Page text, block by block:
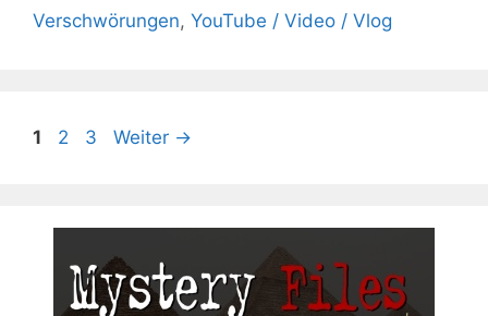
Verschwörungen, YouTube / Video / Vlog
Seite
1 Seite
2 Seite
3 Weiter →